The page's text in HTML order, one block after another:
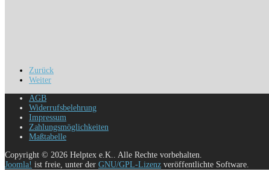
Zurück
Weiter
AGB
Widerrufsbelehrung
Impressum
Zahlungsmöglichkeiten
Maßtabelle
Copyright © 2026 Helptex e.K.. Alle Rechte vorbehalten.
Joomla! ist freie, unter der GNU/GPL-Lizenz veröffentlichte Software.